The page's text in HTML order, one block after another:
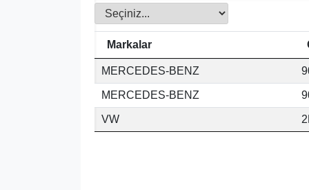
Markalar
MERCEDES-BENZ
MERCEDES-BENZ
VW